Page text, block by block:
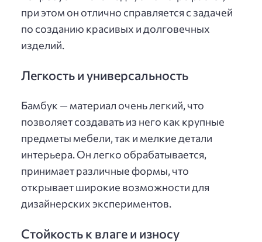
при этом он отлично справляется с задачей
по созданию красивых и долговечных
изделий.
Легкость и универсальность
Бамбук — материал очень легкий, что
позволяет создавать из него как крупные
предметы мебели, так и мелкие детали
интерьера. Он легко обрабатывается,
принимает различные формы, что
открывает широкие возможности для
дизайнерских экспериментов.
Стойкость к влаге и износу